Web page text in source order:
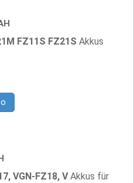
FZ11S FZ21S Akkus
VGN-FZ18, VAkkus für